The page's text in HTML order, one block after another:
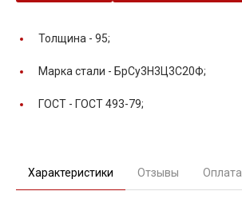
Толщина - 95;
Марка стали - БрСу3Н3Ц3С20Ф;
ГОСТ - ГОСТ 493-79;
Характеристики Отзывы Оплата